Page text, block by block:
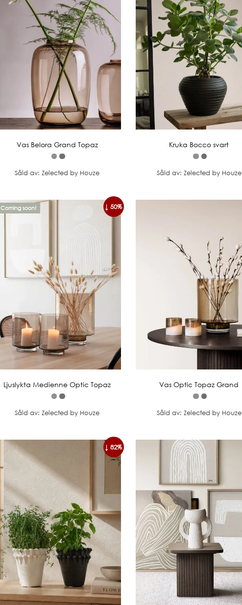
Vas Belora Grand Topaz
Såld av: Zelected by Houze
Kruka Bocco svart
Såld av: Zelected by Houze
Coming soon! ↓ 50%
Ljuslykta Medienne Optic Topaz
Såld av: Zelected by Houze
Vas Optic Topaz Grand
Såld av: Zelected by Houze
↓ 82%